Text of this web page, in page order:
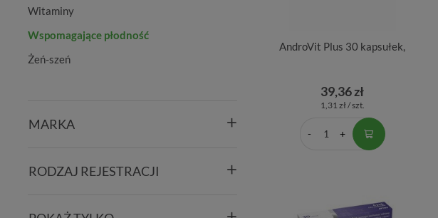
Witaminy
Wspomagające płodność
Żeń-szeń
MARKA
RODZAJ REJESTRACJI
AndroVit Plus 30 kapsułek,
39,36 zł
1,31 zł / szt.